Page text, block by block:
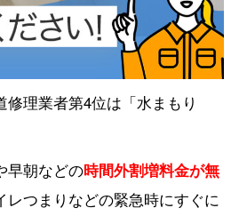
理業者第4位は「水まもり
早朝などの時間外割増料金が無
レつまりなどの緊急時にすぐに